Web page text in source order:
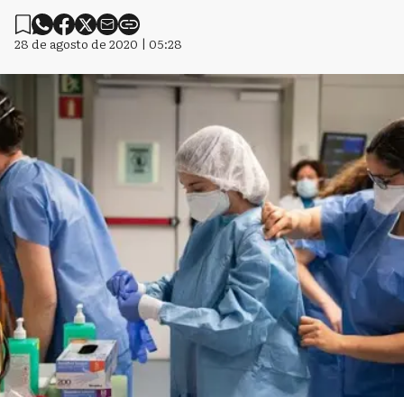
28 de agosto de 2020 | 05:28